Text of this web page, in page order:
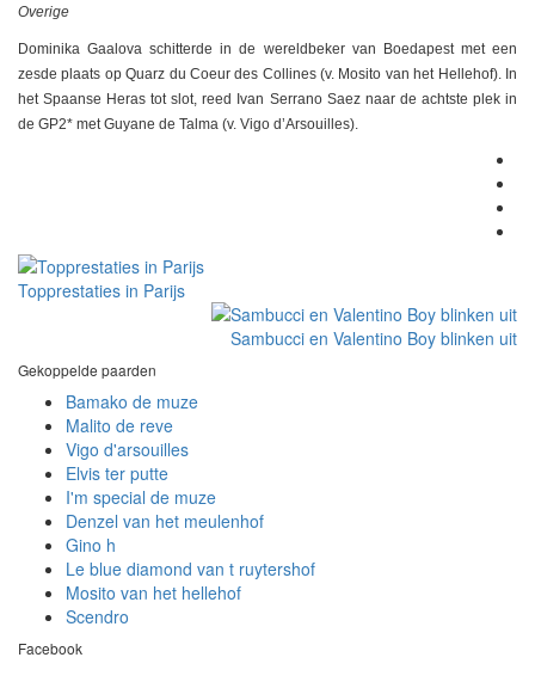
Overige
Dominika Gaalova schitterde in de wereldbeker van Boedapest met een
zesde plaats op Quarz du Coeur des Collines (v. Mosito van het Hellehof). In
het Spaanse Heras tot slot, reed Ivan Serrano Saez naar de achtste plek in
de GP2* met Guyane de Talma (v. Vigo d’Arsouilles).
Topprestaties in Parijs
Sambucci en Valentino Boy blinken uit
Gekoppelde paarden
Bamako de muze
Malito de reve
Vigo d'arsouilles
Elvis ter putte
I'm special de muze
Denzel van het meulenhof
Gino h
Le blue diamond van t ruytershof
Mosito van het hellehof
Scendro
Facebook